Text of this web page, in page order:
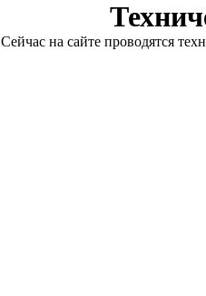
Сейчас на сайте проводятся